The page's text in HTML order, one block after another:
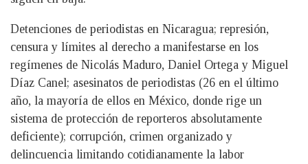
Detenciones de periodistas en Nicaragua; represión,
censura y límites al derecho a manifestarse en los
regímenes de Nicolás Maduro, Daniel Ortega y Miguel
Díaz Canel; asesinatos de periodistas (26 en el último
año, la mayoría de ellos en México, donde rige un
sistema de protección de reporteros absolutamente
deficiente); corrupción, crimen organizado y
delincuencia limitando cotidianamente la labor